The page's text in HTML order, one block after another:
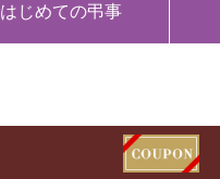
はじめての弔事